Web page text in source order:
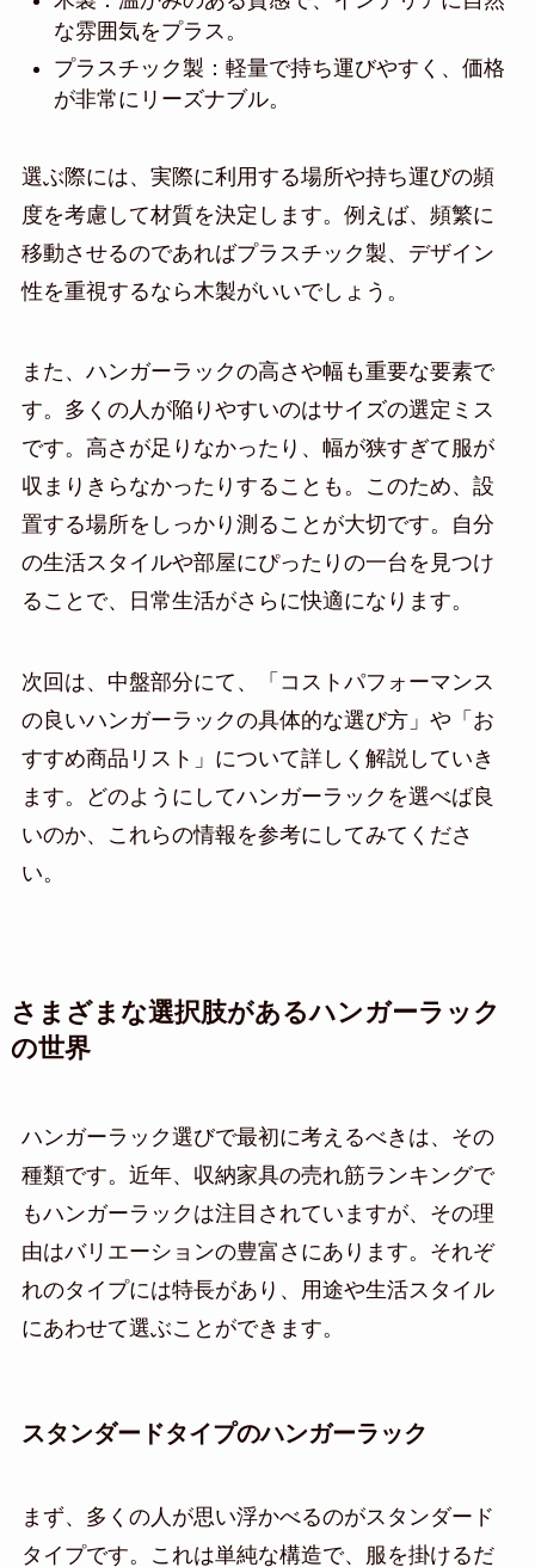
な雰囲気をプラス。
プラスチック製：軽量で持ち運びやすく、価格
が非常にリーズナブル。
選ぶ際には、実際に利用する場所や持ち運びの頻
度を考慮して材質を決定します。例えば、頻繁に
移動させるのであればプラスチック製、デザイン
性を重視するなら木製がいいでしょう。
また、ハンガーラックの高さや幅も重要な要素で
す。多くの人が陥りやすいのはサイズの選定ミス
です。高さが足りなかったり、幅が狭すぎて服が
収まりきらなかったりすることも。このため、設
置する場所をしっかり測ることが大切です。自分
の生活スタイルや部屋にぴったりの一台を見つけ
ることで、日常生活がさらに快適になります。
次回は、中盤部分にて、「コストパフォーマンス
の良いハンガーラックの具体的な選び方」や「お
すすめ商品リスト」について詳しく解説していき
ます。どのようにしてハンガーラックを選べば良
いのか、これらの情報を参考にしてみてくださ
い。
さまざまな選択肢があるハンガーラック
の世界
ハンガーラック選びで最初に考えるべきは、その
種類です。近年、収納家具の売れ筋ランキングで
もハンガーラックは注目されていますが、その理
由はバリエーションの豊富さにあります。それぞ
れのタイプには特長があり、用途や生活スタイル
にあわせて選ぶことができます。
スタンダードタイプのハンガーラック
まず、多くの人が思い浮かべるのがスタンダード
タイプです。これは単純な構造で、服を掛けるだ